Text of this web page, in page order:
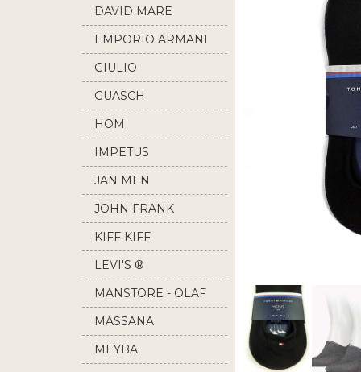
DAVID MARE
EMPORIO ARMANI
GIULIO
GUASCH
HOM
IMPETUS
JAN MEN
JOHN FRANK
KIFF KIFF
LEVI'S ®
MANSTORE - OLAF
BENZ
MASSANA
MEYBA